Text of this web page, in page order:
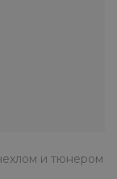
и тюнером